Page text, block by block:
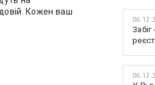
Кожен ваш